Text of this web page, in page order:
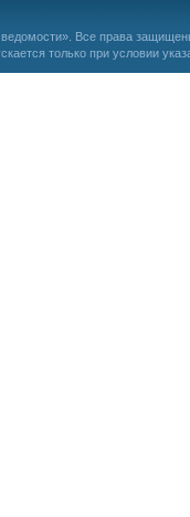
. Все права
только при условии